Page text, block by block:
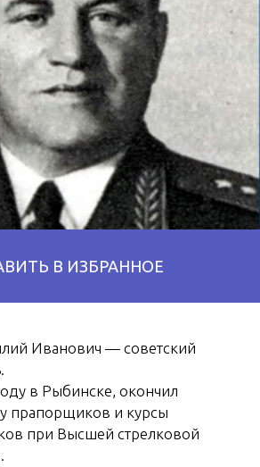
ИЗБРАННОЕ
Иванович — советский
в Рыбинске, окончил
прапорщиков и курсы
при Высшей стрелковой